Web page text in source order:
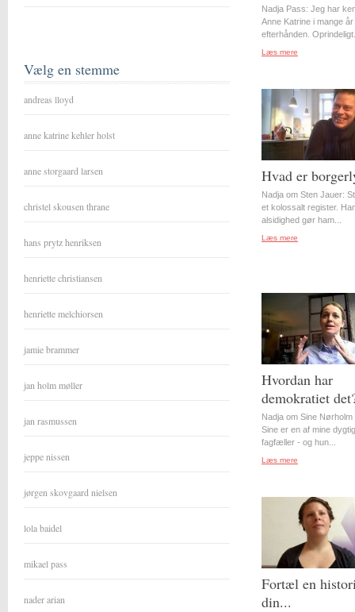
Vælg en stemme
andreas lloyd
anne katrine kehler holst
anne storgaard larsen
christel skousen thrane
hans prytz henriksen
henriette christiansen
henriette melchiorsen
jamie brammer
jan holm møller
jan rasmussen
jeppe nissen
jørgen skovgaard nielsen
lola baidel
mikael pass
nader arian
Nadja Pass: Jeg har
Anne Katrine i mange år
efterhånden.
Læs mere
Hvad er
Nadja om Sten Jauer:
et kolossalt register.
alsidighed gør ham...
Læs mere
Hvordan har
demokratiet
Nadja om Sine
Sine er en af mine
fagfæller - og hun...
Læs mere
Fortæl en
din...